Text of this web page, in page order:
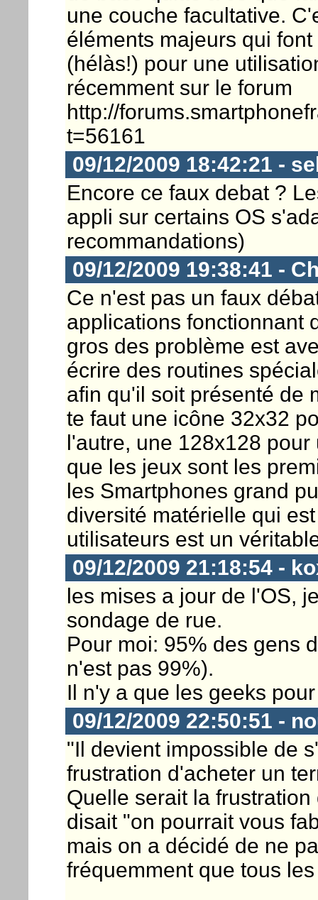
une couche facultative.
éléments majeurs qui
(hélàs!) pour une
récemment sur le forum
http://
t=56161
09/12/2009 18:42:21 -
Encore ce faux debat ?
appli sur certains OS
recommandations)
09/12/2009 19:38:41 -
Ce n'est pas un faux
applications fonctionnant
gros des problème est
écrire des routines
afin qu'il soit présenté de
te faut une icône 32x32
l'autre, une 128x128
que les jeux sont les
les Smartphones grand
diversité matérielle qui
utilisateurs est un
09/12/2009 21:18:54 -
les mises a jour de l'OS,
sondage de rue.
Pour moi: 95% des gens
n'est pas 99%).
Il n'y a que les geeks
09/12/2009 22:50:51 -
"Il devient impossible de
frustration d'acheter un
Quelle serait la
disait "on pourrait vous
mais on a décidé de ne
fréquemment que tous